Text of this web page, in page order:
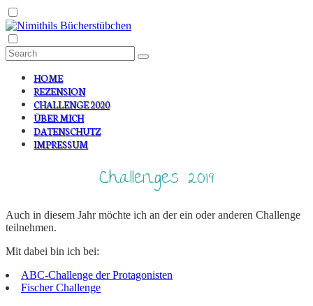
HOME
REZENSION
CHALLENGE 2020
ÜBER MICH
DATENSCHUTZ
IMPRESSUM
Challenges 2019
Auch in diesem Jahr möchte ich an der ein oder anderen Challenge
teilnehmen.
Mit dabei bin ich bei:
ABC-Challenge der Protagonisten
Fischer Challenge